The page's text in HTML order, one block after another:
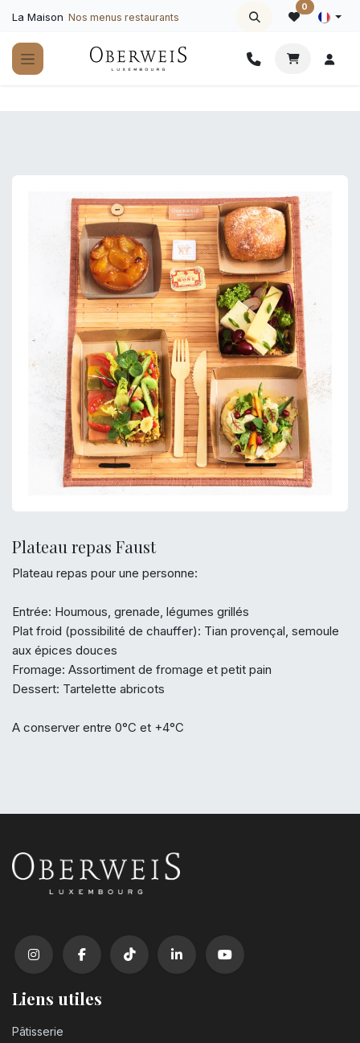
La Maison Nos menus restaurants
0
Plateau repas Faust
Plateau repas pour une personne:
Entrée: Houmous, grenade, légumes grillés
Plat froid (possibilité de chauffer): Tian provençal, semoule
aux épices douces
Fromage: Assortiment de fromage et petit pain
Dessert: Tartelette abricots
A conserver entre 0°C et +4°C
Liens utiles
Pâtisserie